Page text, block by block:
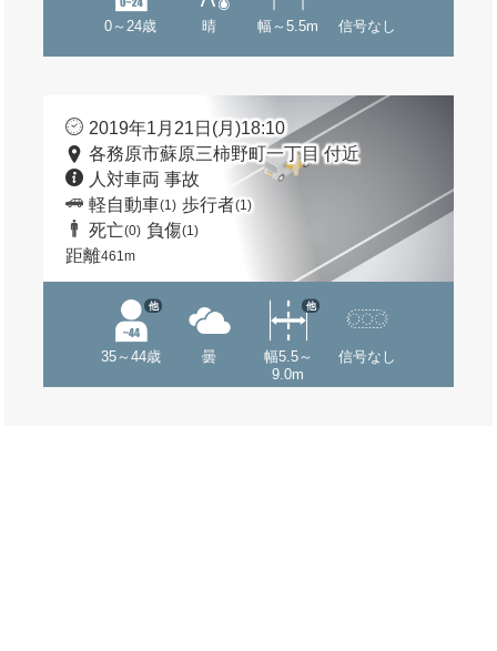
0～24歳 晴 幅～5.5m 信号なし
2019年1月21日(月)18:10
各務原市蘇原三柿野町一丁目 付近
人対車両 事故
軽自動車(1) 歩行者(1)
死亡(0) 負傷(1)
距離461m
35～44歳
他
曇
幅5.5～
9.0m
他
信号なし